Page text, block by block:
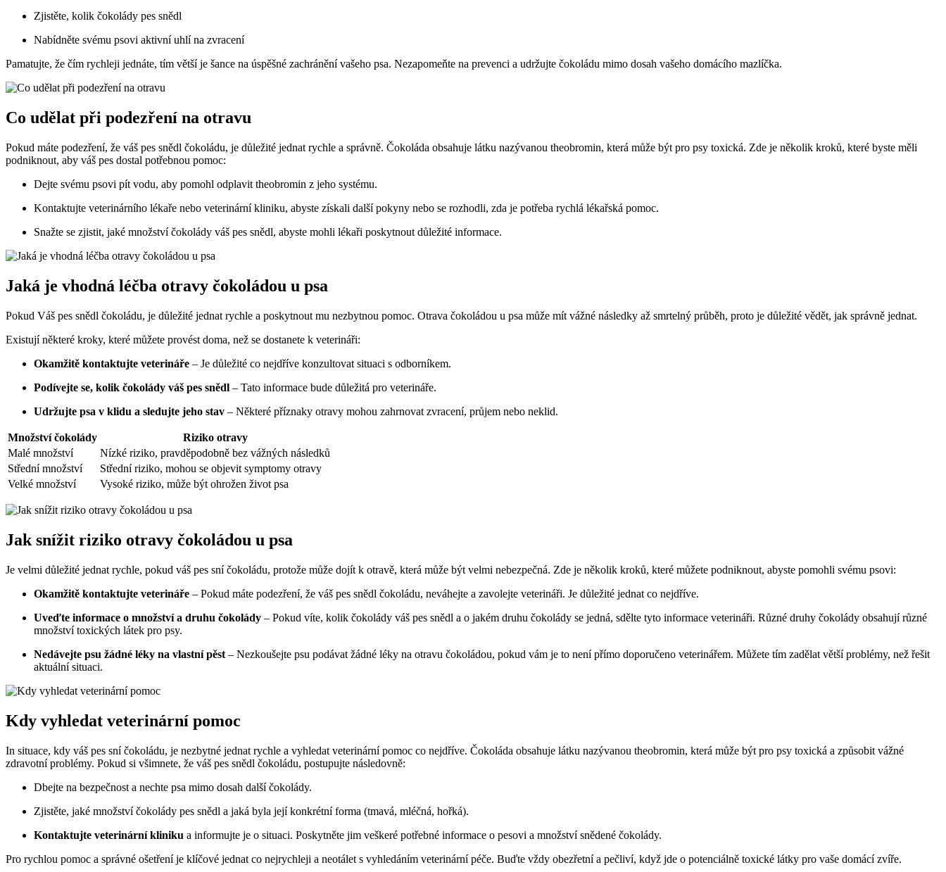
Zjistěte, kolik čokolády pes snědl
Nabídněte svému psovi aktivní uhlí na zvracení
Pamatujte, že čím rychleji jednáte, tím větší je šance na úspěšné zachránění vašeho psa. Nezapomeňte na prevenci a udržujte čokoládu mimo dosah vašeho domácího mazlíčka.
Co udělat při podezření na otravu
Pokud máte podezření, že váš pes snědl čokoládu, je důležité jednat rychle a správně. Čokoláda obsahuje látku nazývanou theobromin, která může být pro psy toxická. Zde je několik kroků, které byste měli
podniknout, aby váš pes dostal potřebnou pomoc:
Dejte svému psovi pít vodu, aby pomohl odplavit theobromin z jeho systému.
Kontaktujte veterinárního lékaře nebo veterinární kliniku, abyste získali další pokyny nebo se rozhodli, zda je potřeba rychlá lékařská pomoc.
Snažte se zjistit, jaké množství čokolády váš pes snědl, abyste mohli lékaři poskytnout důležité informace.
Jaká je vhodná léčba otravy čokoládou u psa
Pokud Váš pes snědl čokoládu, je důležité jednat rychle a poskytnout mu nezbytnou pomoc. Otrava čokoládou u psa může mít vážné následky až smrtelný průběh, proto je důležité vědět, jak správně jednat.
Existují některé kroky, které můžete provést doma, než se dostanete k veterináři:
Okamžitě kontaktujte veterináře – Je důležité co nejdříve konzultovat situaci s odborníkem.
Podívejte se, kolik čokolády váš pes snědl – Tato informace bude důležitá pro veterináře.
Udržujte psa v klidu a sledujte jeho stav – Některé příznaky otravy mohou zahrnovat zvracení, průjem nebo neklid.
Množství čokolády
Riziko otravy
Malé množství
Nízké riziko, pravděpodobně bez vážných následků
Střední množství
Střední riziko, mohou se objevit symptomy otravy
Velké množství
Vysoké riziko, může být ohrožen život psa
Jak snížit riziko otravy čokoládou u psa
Je velmi důležité jednat rychle, pokud váš pes sní čokoládu, protože může dojít k otravě, která může být velmi nebezpečná. Zde je několik kroků, které můžete podniknout, abyste pomohli svému psovi:
Okamžitě kontaktujte veterináře – Pokud máte podezření, že váš pes snědl čokoládu, neváhejte a zavolejte veterináři. Je důležité jednat co nejdříve.
Uveďte informace o množství a druhu čokolády – Pokud víte, kolik čokolády váš pes snědl a o jakém druhu čokolády se jedná, sdělte tyto informace veterináři. Různé druhy čokolády obsahují různé
množství toxických látek pro psy.
Nedávejte psu žádné léky na vlastní pěst – Nezkoušejte psu podávat žádné léky na otravu čokoládou, pokud vám je to není přímo doporučeno veterinářem. Můžete tím zadělat větší problémy, než řešit
aktuální situaci.
Kdy vyhledat veterinární pomoc
In situace, kdy váš pes sní čokoládu, je nezbytné jednat rychle a vyhledat veterinární pomoc co nejdříve. Čokoláda obsahuje látku nazývanou theobromin, která může být pro psy toxická a způsobit vážné
zdravotní problémy. Pokud si všimnete, že váš pes snědl čokoládu, postupujte následovně:
Dbejte na bezpečnost a nechte psa mimo dosah další čokolády.
Zjistěte, jaké množství čokolády pes snědl a jaká byla její konkrétní forma (tmavá, mléčná, hořká).
Kontaktujte veterinární kliniku a informujte je o situaci. Poskytněte jim veškeré potřebné informace o pesovi a množství snědené čokolády.
Pro rychlou pomoc a správné ošetření je klíčové jednat co nejrychleji a neotálet s vyhledáním veterinární péče. Buďte vždy obezřetní a pečliví, když jde o potenciálně toxické látky pro vaše domácí zvíře.